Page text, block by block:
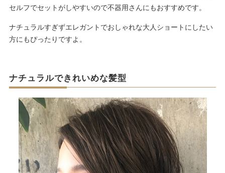
セルフでセットがしやすいので不器用さんにもおすすめです。
ナチュラルすぎずエレガントでおしゃれな大人ショートにしたい
方にもぴったりですよ。
ナチュラルできれいめな髪型